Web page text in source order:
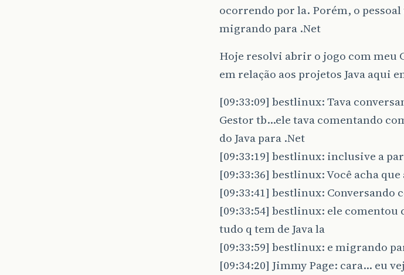
ocorrendo por la. Porém, o pessoal
migrando para .Net
Hoje resolvi abrir o jogo com meu
em relação aos projetos Java aqui
[09:33:09] bestlinux: Tava
Gestor tb…ele tava comentando
do Java para .Net
[09:33:19] bestlinux: inclusive a
[09:33:36] bestlinux: Você acha
[09:33:41] bestlinux: Conversando
[09:33:54] bestlinux: ele comentou
tudo q tem de Java la
[09:33:59] bestlinux: e migrando
[09:34:20] Jimmy Page: cara… eu